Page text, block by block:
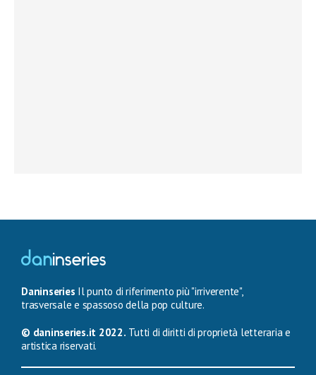
Daninseries Il punto di riferimento più "irriverente",
trasversale e spassoso della pop culture.
© daninseries.it 2022. Tutti di diritti di proprietà letteraria e
artistica riservati.